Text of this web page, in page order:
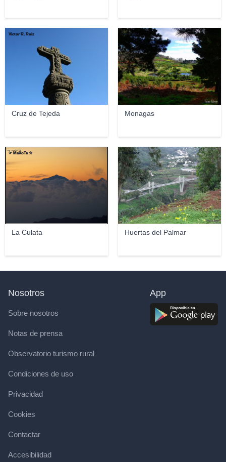
Cruz de Tejeda
Victor R. Ruiz
Monagas
ToniTeror
La Culata
☞ MaXoTe ☆
Huertas del Palmar
ToniTeror
Nosotros
Sobre nosotros
Notas de prensa
Observatorio turismo rural
Condiciones de uso
Privacidad
Cookies
Contactar
Accesibilidad
App